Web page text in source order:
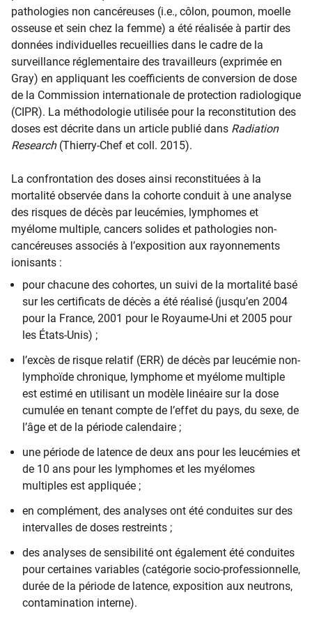
pathologies non cancéreuses (i.e., côlon, poumon, moelle
osseuse et sein chez la femme) a été réalisée à partir des
données individuelles recueillies dans le cadre de la
surveillance réglementaire des travailleurs (exprimée en
Gray) en appliquant les coefficients de conversion de dose
de la Commission internationale de protection radiologique
(CIPR). La méthodologie utilisée pour la reconstitution des
doses est décrite dans un article publié dans Radiation
Research(Thierry-Chef et coll. 2015).
La confrontation des doses ainsi reconstituées à la
mortalité observée dans la cohorte conduit à une analyse
des risques de décès par leucémies, lymphomes et
myélome multiple, cancers solides et pathologies non-
cancéreuses associés à l’exposition aux rayonnements
ionisants :
pour chacune des cohortes, un suivi de la mortalité basé
sur les certificats de décès a été réalisé (jusqu’en 2004
pour la France, 2001 pour le Royaume-Uni et 2005 pour
les États-Unis) ;
l’excès de risque relatif (ERR) de décès par leucémie non-
lymphoïde chronique, lymphome et myélome multiple
est estimé en utilisant un modèle linéaire sur la dose
cumulée en tenant compte de l’effet du pays, du sexe, de
l’âge et de la période calendaire ;
une période de latence de deux ans pour les leucémies et
de 10 ans pour les lymphomes et les myélomes
multiples est appliquée ;
en complément, des analyses ont été conduites sur des
intervalles de doses restreints ;
des analyses de sensibilité ont également été conduites
pour certaines variables (catégorie socio-professionnelle,
durée de la période de latence, exposition aux neutrons,
contamination interne).